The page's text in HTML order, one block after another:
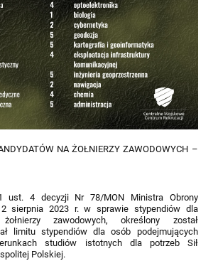
NA ŻOŁNIERZY ZAWODOWYCH –
ust. 4 decyzji Nr 78/MON Ministra Obrony
sierpnia 2023 r. w sprawie stypendiów dla
zawodowych, określony został
limitu stypendiów dla osób podejmujących
studiów istotnych dla potrzeb Sił
Polskiej.